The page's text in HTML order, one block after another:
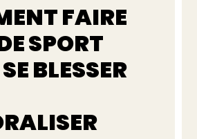
FAIRE
SPORT
BLESSER